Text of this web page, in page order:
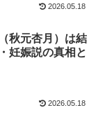
2026.05.18
秋元杏月）は結
妊娠説の真相と
2026.05.18